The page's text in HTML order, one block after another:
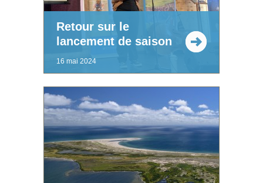
Retour sur le
lancement de saison
16 mai 2024